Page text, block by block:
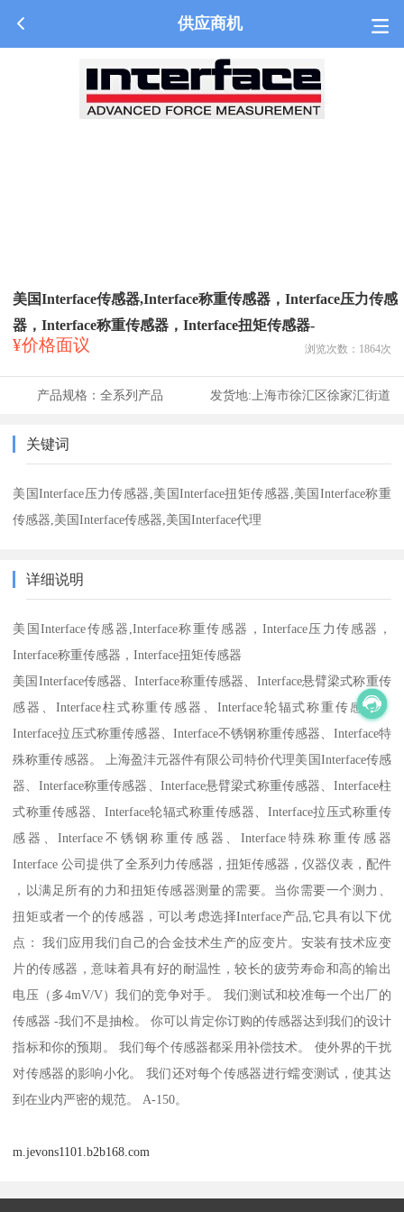
供应商机
美国Interface传感器,Interface称重传感器，Interface压力传感
器，Interface称重传感器，Interface扭矩传感器-
¥价格面议 浏览次数： 1864次
产品规格： 全系列产品 发货地:上海市徐汇区徐家汇街道
关键词
美国Interface压力传感器,美国Interface扭矩传感器,美国Interface称重
传感器,美国Interface传感器,美国Interface代理
详细说明
美国Interface传感器,Interface称重传感器，Interface压力传感器，
Interface称重传感器，Interface扭矩传感器
美国Interface传感器、Interface称重传感器、Interface悬臂梁式称重传
感器、Interface柱式称重传感器、Interface轮辐式称重传感器、
Interface拉压式称重传感器、Interface不锈钢称重传感器、Interface特
殊称重传感器。 上海盈沣元器件有限公司特价代理美国Interface传感
器、Interface称重传感器、Interface悬臂梁式称重传感器、Interface柱
式称重传感器、Interface轮辐式称重传感器、Interface拉压式称重传
感器、Interface不锈钢称重传感器、Interface特殊称重传感器
Interface 公司提供了全系列力传感器，扭矩传感器，仪器仪表，配件
，以满足所有的力和扭矩传感器测量的需要。当你需要一个测力、
扭矩或者一个的传感器，可以考虑选择Interface产品,它具有以下优
点： 我们应用我们自己的合金技术生产的应变片。安装有技术应变
片的传感器，意味着具有好的耐温性，较长的疲劳寿命和高的输出
电压（多4mV/V）我们的竞争对手。 我们测试和校准每一个出厂的
传感器 -我们不是抽检。 你可以肯定你订购的传感器达到我们的设计
指标和你的预期。 我们每个传感器都采用补偿技术。 使外界的干扰
对传感器的影响小化。 我们还对每个传感器进行蠕变测试，使其达
到在业内严密的规范。 A-150。
m.jevons1101.b2b168.com